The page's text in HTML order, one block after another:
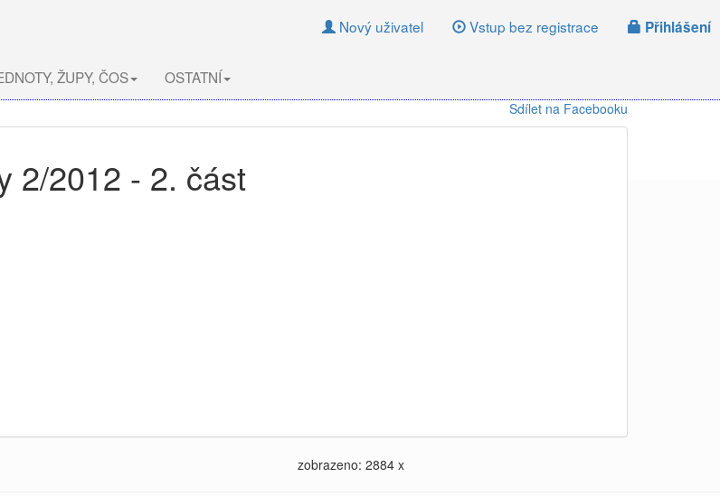
Nový uživatel Vstup bez registrace Přihlášení
ŽUPY, ČOS OSTATNÍ
Sdílet na Facebooku
2/2012 - 2. část
zobrazeno: 2884 x